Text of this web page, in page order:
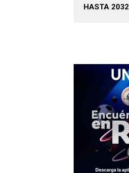
HASTA 2032